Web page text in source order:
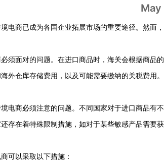
电商已成为各国企业拓展市场的重要途径。然而
须面对的问题。在进口商品时，海关会根据商品
外仓库存储费用，以及可能需要缴纳的关税费用。
电商必须注意的问题。不同国家对于进口商品有
存在着特殊限制措施，如对于某些敏感产品需要
可以采取以下措施：